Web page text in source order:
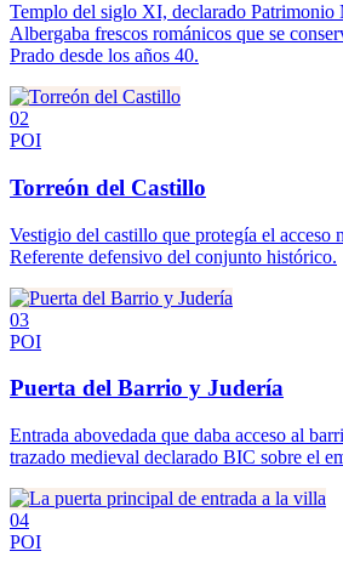
Templo del siglo XI, declarado Patrimonio
Albergaba frescos románicos que se
Prado desde los años 40.
02
POI
Torreón del Castillo
Vestigio del castillo que protegía el acceso
Referente defensivo del conjunto histórico.
03
POI
Puerta del Barrio y Judería
Entrada abovedada que daba acceso al
trazado medieval declarado BIC sobre el
04
POI